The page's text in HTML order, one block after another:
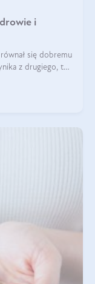
i
się dobremu
z drugiego, to